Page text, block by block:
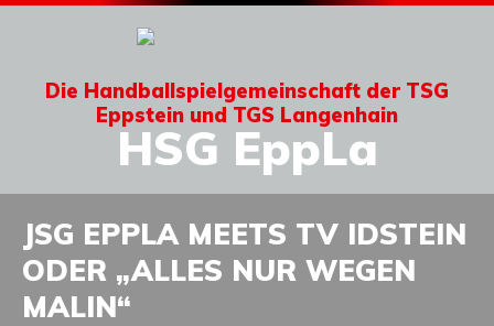
Die Handballspielgemeinschaft der TSG
Eppstein und TGS Langenhain
HSG EppLa
JSG EPPLA MEETS TV IDSTEIN
ODER „ALLES NUR WEGEN
MALIN“